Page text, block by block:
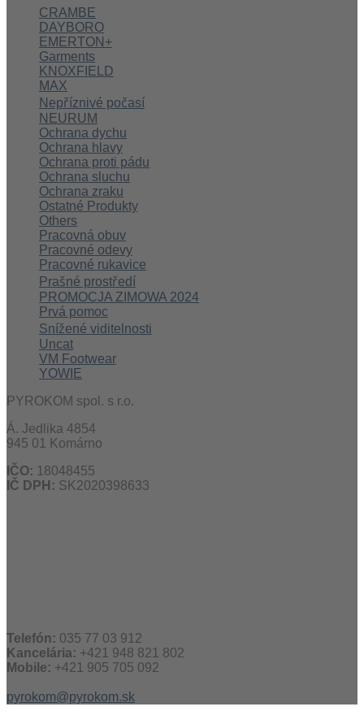
CRAMBE
DAYBORO
EMERTON+
Garments
KNOXFIELD
MAX
Nepříznivé počasí
NEURUM
Ochrana dychu
Ochrana hlavy
Ochrana proti pádu
Ochrana sluchu
Ochrana zraku
Ostatné Produkty
Others
Pracovná obuv
Pracovné odevy
Pracovné rukavice
Prašné prostředí
PROMOCJA ZIMOWA 2024
Prvá pomoc
Snížené viditelnosti
Uncat
VM Footwear
YOWIE
PYROKOM spol. s r.o.
Á. Jedlika 4854
945 01 Komárno
IČO: 18048455
IČ DPH: SK2020398633
Telefón: 035 77 03 912
Kancelária: +421 948 821 802
Mobile: +421 905 705 092
pyrokom@pyrokom.sk